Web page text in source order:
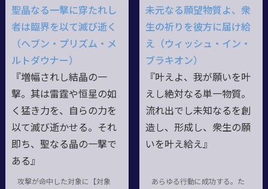
聖晶なる一撃に穿たれし
者は臨界を以て滅び逝く
（ヘブン・プリズム・メ
ルトダウナー）
『増幅されし結晶の一
撃。其は雷霆や恒星の如
く猛き力を、自らの力を
以て滅び逝かせる。それ
即ち、聖なる晶の一撃で
ある』
攻撃が命中した対象に【対象
未元なる願望物質よ、衆
生の祈りを彼方に届け給
え（ウィッシュ・イン・
ブラキオン）
『叶えよ、我が願いを叶
えし絶対なる単一物質。
流れ出でし未知なるを創
造し、形成し、衆生の願
いを叶え給え』
あらゆる行動に成功する。た